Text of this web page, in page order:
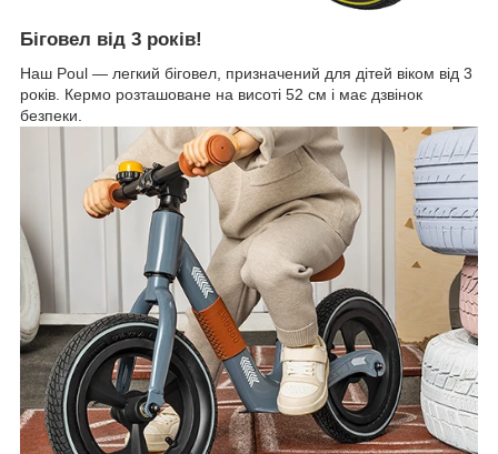
Біговел від 3 років!
Наш Poul — легкий біговел, призначений для дітей віком від 3
років. Кермо розташоване на висоті 52 см і має дзвінок
безпеки.